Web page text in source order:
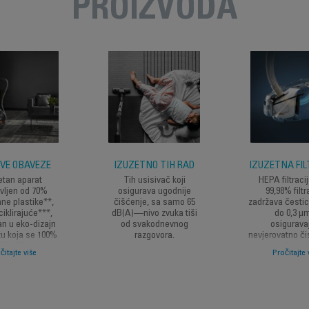
PROIZVODA
OBAVEZE
aparat
od 70%
plastike**,
u eko-dizajn
koja se 100%
sa
više
IZUZETNO TIH RAD
Tih usisivač koji
osigurava ugodnije
čišćenje, sa samo 65
dB(A)—nivo zvuka tiši
od svakodnevnog
razgovora.
IZUZETNA
HEPA
99,98%
zadržava
do 0,3
nevjerovatno
zraka koji je
porodice ili
Pročitajte